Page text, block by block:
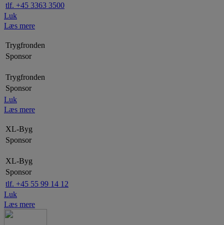
tlf. +45 3363 3500
Luk
Læs mere
Trygfronden
Sponsor
Trygfronden
Sponsor
Luk
Læs mere
XL-Byg
Sponsor
XL-Byg
Sponsor
tlf. +45 55 99 14 12
Luk
Læs mere